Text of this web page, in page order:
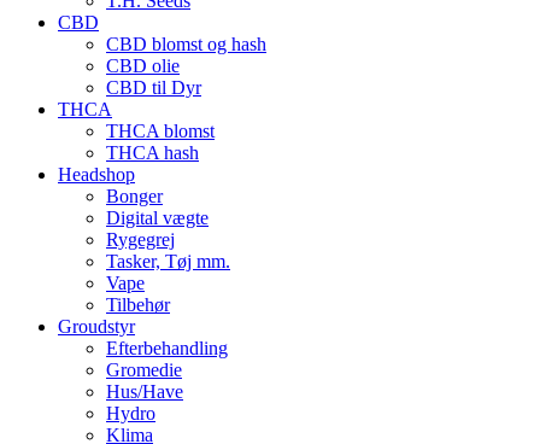
CBD
CBD blomst og hash
CBD olie
CBD til Dyr
THCA
THCA blomst
THCA hash
Headshop
Bonger
Digital vægte
Rygegrej
Tasker, Tøj mm.
Vape
Tilbehør
Groudstyr
Efterbehandling
Gromedie
Hus/Have
Hydro
Klima